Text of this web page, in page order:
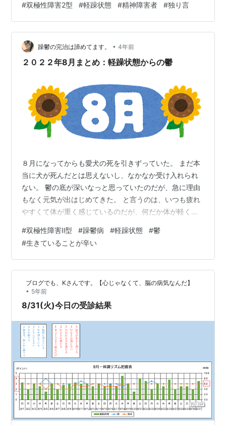
り。 そしたら夜はなんか心がザワつく感じが会って落ち
着かなくて。 前から気になってた白髪を染めてみたり。
温泉行った後なのに(苦笑 でも薬飲んで寝たら少し落ち着
きました。 今日、作業所から帰ったらどうかなぁー 地活
も行きつけのカフェバーも休みだからなぁ あんまり酷い
#双極性障害2型 #軽躁状態 #精神障害者 #独り言
躁鬱の完治は諦めてます。 • 4年前
２０２２年8月まとめ：軽躁状態からの鬱
８月になってからも愛犬の死を引きずっていた。 まだ本
当に犬が死んだとは思えないし、なかなか受け入れられ
ない。 鬱の底が深いなっと思っていたのだが、急に理由
もなく元気が出はじめてきた。 と言うのは、いつも疲れ
やすくて体が重く感じているのだが、何だか体が軽くな
とや外出が増えた。 疲れ知らずで、何でもできるし、生
活が充実しているように感じた。 でもそれは２週間ほど
しか続かなかった。 双極性障害II型はI型と違って、躁の
波が小さくて短いのが特徴。 あっという間に鬱に逆戻
り。 また生きていることが辛くなってきた（自殺願望で
はない）。 何をしても遅いし、…
#双極性障害Ⅱ型 #躁鬱病 #軽躁状態 #鬱
#生きていることが辛い
ブログでも、Kさんです。【心じゃなくて、脳の病気なんだ】
• 5年前
8/31(火)今日の受診結果